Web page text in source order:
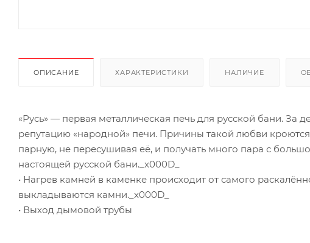
ОПИСАНИЕ ХАРАКТЕРИСТИКИ НАЛИЧИЕ
«Русь» — первая металлическая печь для русской бани. За
репутацию «народной» печи. Причины такой любви
парную, не пересушивая её, и получать много пара с
настоящей русской бани._x000D_
• Нагрев камней в каменке происходит от самого
выкладываются камни._x000D_
• Выход дымовой трубы